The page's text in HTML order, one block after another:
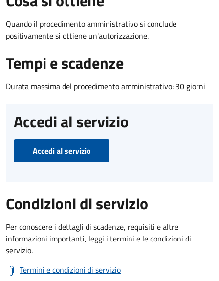
Quando il procedimento amministrativo si conclude
positivamente si ottiene un'autorizzazione.
Tempi e scadenze
Durata massima del procedimento amministrativo: 30 giorni
Accedi al servizio
Accedi al servizio
Condizioni di servizio
Per conoscere i dettagli di scadenze, requisiti e altre
informazioni importanti, leggi i termini e le condizioni di
servizio.
Termini e condizioni di servizio